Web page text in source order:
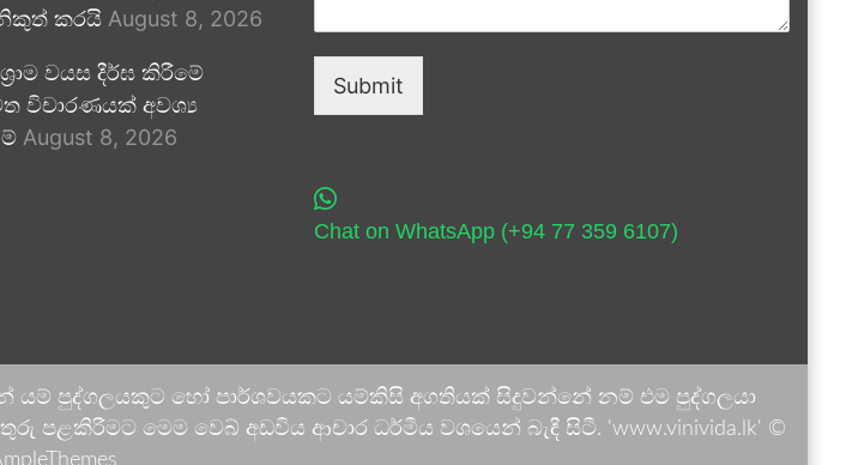
කරයි August 8, 2026
වයස දීර්ඝ කිරීමේ
විචාරණයක් අවශ්‍ය
August 8, 2026
Submit
Chat on WhatsApp (+94 77 359 6107)
යම් පුද්ගලයකුට හෝ පාර්ශවයකට යම්කිසි අගතියක් සිදුවන්නේ නම් එම පුද්ගලයා
මෙම වෙබ් අඩවිය ආචාර ධර්මීය වශයෙන් බැඳී සිටී. 'www.vinivida.lk' ©